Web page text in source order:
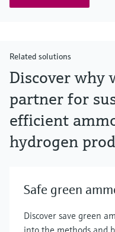
Related solutions
Discover why
partner for
efficient
hydrogen
Safe green
Discover save green
into the methods and